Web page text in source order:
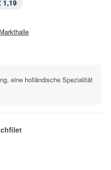
1,19
Markthalle
eine holländische Spezialität